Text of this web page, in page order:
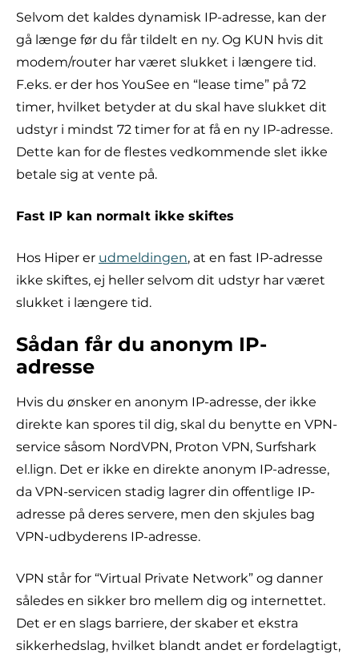
Selvom det kaldes dynamisk IP-adresse, kan der
gå længe før du får tildelt en ny. Og KUN hvis dit
modem/router har været slukket i længere tid.
F.eks. er der hos YouSee en “lease time” på 72
timer, hvilket betyder at du skal have slukket dit
udstyr i mindst 72 timer for at få en ny IP-adresse.
Dette kan for de flestes vedkommende slet ikke
betale sig at vente på.
Fast IP kan normalt ikke skiftes
Hos Hiper er udmeldingen, at en fast IP-adresse
ikke skiftes, ej heller selvom dit udstyr har været
slukket i længere tid.
Sådan får du anonym IP-
adresse
Hvis du ønsker en anonym IP-adresse, der ikke
direkte kan spores til dig, skal du benytte en VPN-
service såsom NordVPN, Proton VPN, Surfshark
el.lign. Det er ikke en direkte anonym IP-adresse,
da VPN-servicen stadig lagrer din offentlige IP-
adresse på deres servere, men den skjules bag
VPN-udbyderens IP-adresse.
VPN står for “Virtual Private Network” og danner
således en sikker bro mellem dig og internettet.
Det er en slags barriere, der skaber et ekstra
sikkerhedslag, hvilket blandt andet er fordelagtigt,